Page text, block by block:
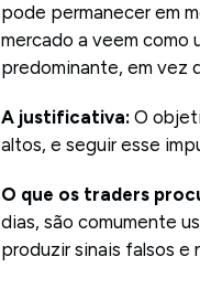
pode permanecer em
mercado a veem como
predominante, em vez
A justificativa: O
altos, e seguir esse
O que os traders
dias, são comumente
produzir sinais falsos e